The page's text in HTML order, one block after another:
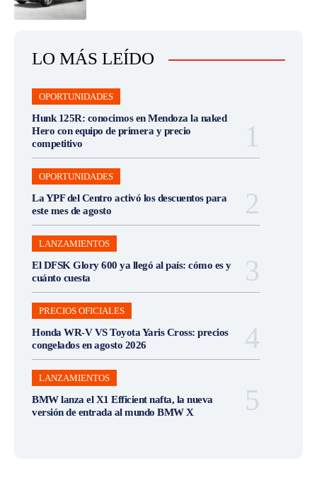
LO MÁS LEÍDO
OPORTUNIDADES
Hunk 125R: conocimos en Mendoza la naked
Hero con equipo de primera y precio
competitivo
OPORTUNIDADES
La YPF del Centro activó los descuentos para
este mes de agosto
LANZAMIENTOS
El DFSK Glory 600 ya llegó al país: cómo es y
cuánto cuesta
PRECIOS OFICIALES
Honda WR-V VS Toyota Yaris Cross: precios
congelados en agosto 2026
LANZAMIENTOS
BMW lanza el X1 Efficient nafta, la nueva
versión de entrada al mundo BMW X